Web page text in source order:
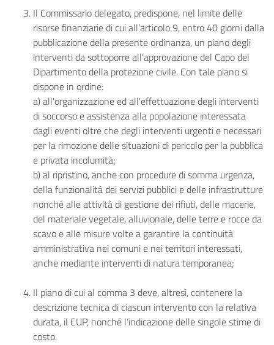
Il Commissario delegato, predispone, nel limite delle
risorse finanziarie di cui all’articolo 9, entro 40 giorni dalla
pubblicazione della presente ordinanza, un piano degli
interventi da sottoporre all’approvazione del Capo del
Dipartimento della protezione civile. Con tale piano si
dispone in ordine:
a) all'organizzazione ed all'effettuazione degli interventi
di soccorso e assistenza alla popolazione interessata
dagli eventi oltre che degli interventi urgenti e necessari
per la rimozione delle situazioni di pericolo per la pubblica
e privata incolumità;
b) al ripristino, anche con procedure di somma urgenza,
della funzionalità dei servizi pubblici e delle infrastrutture
nonché alle attività di gestione dei rifiuti, delle macerie,
del materiale vegetale, alluvionale, delle terre e rocce da
scavo e alle misure volte a garantire la continuità
amministrativa nei comuni e nei territori interessati,
anche mediante interventi di natura temporanea;
Il piano di cui al comma 3 deve, altresì, contenere la
descrizione tecnica di ciascun intervento con la relativa
durata, il CUP, nonché l’indicazione delle singole stime di
costo.